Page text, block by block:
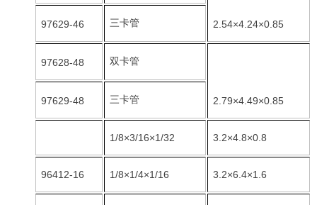
2.54×4.24×0.85
97629-46 三卡管
97628-48 双卡管
2.79×4.49×0.85
97629-48 三卡管
1/8×3/16×1/32 3.2×4.8×0.8
96412-16 1/8×1/4×1/16 3.2×6.4×1.6